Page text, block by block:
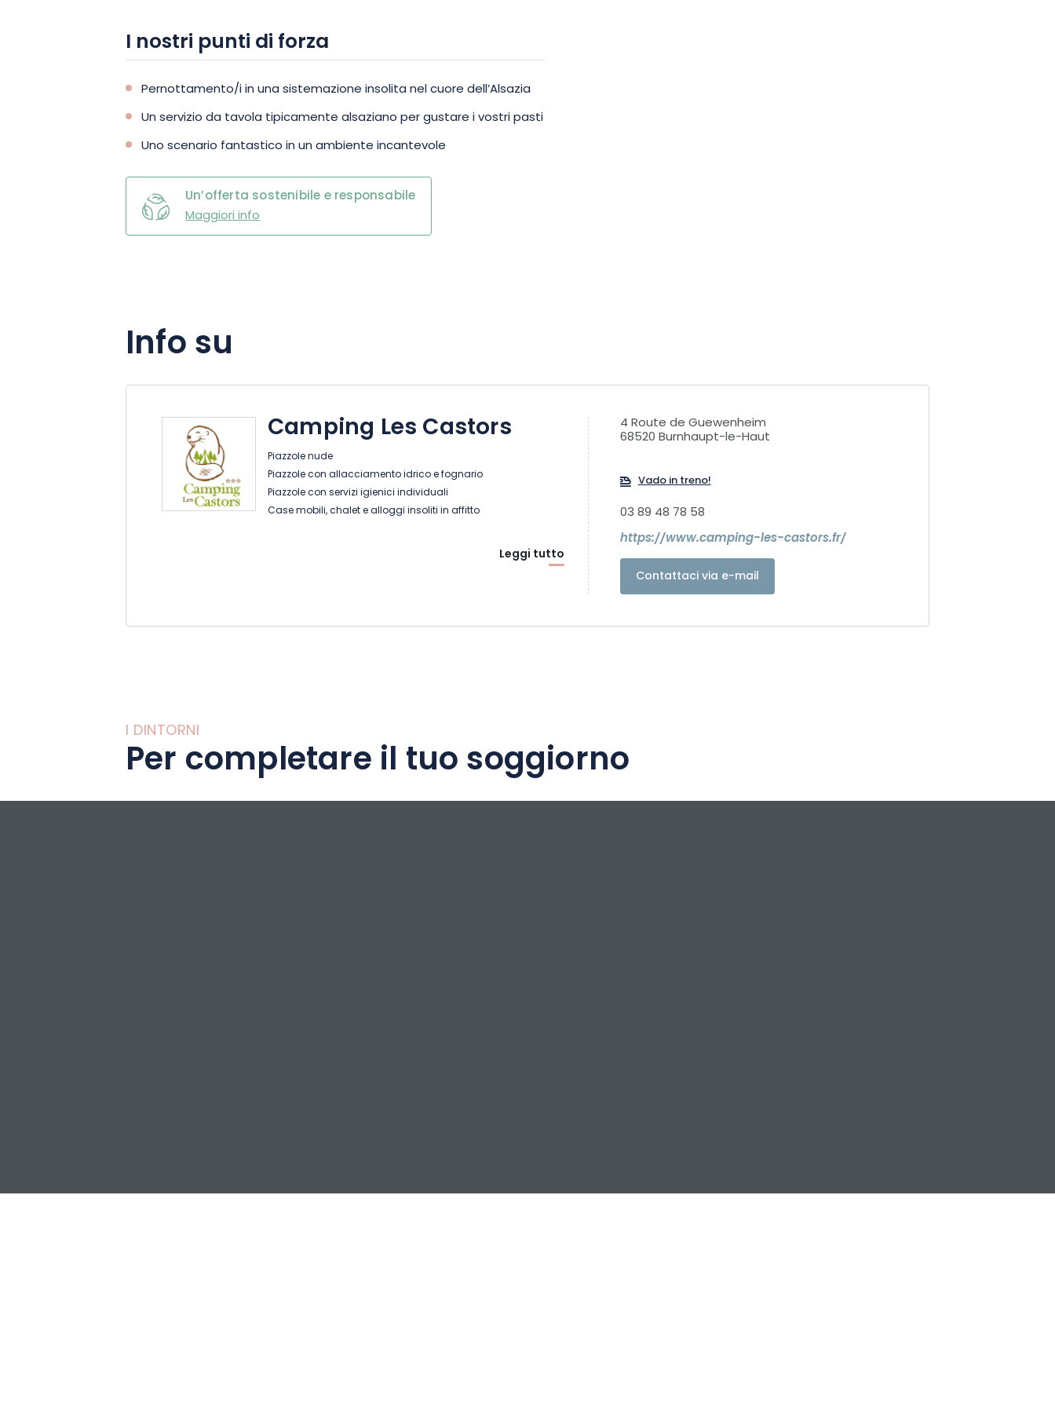
I nostri punti di forza
Pernottamento/i in una sistemazione insolita nel cuore dell’Alsazia
Un servizio da tavola tipicamente alsaziano per gustare i vostri pasti
Uno scenario fantastico in un ambiente incantevole
Un’offerta sostenibile e responsabile
Maggiori info
Info su
Camping Les Castors
Piazzole nude
Piazzole con allacciamento idrico e fognario
Piazzole con servizi igienici individuali
Case mobili, chalet e alloggi insoliti in affitto
Leggi tutto
4 Route de Guewenheim
68520 Burnhaupt-le-Haut
Vado in treno!
03 89 48 78 58
https://www.camping-les-castors.fr/
Contattaci via e-mail
I DINTORNI
Per completare il tuo soggiorno